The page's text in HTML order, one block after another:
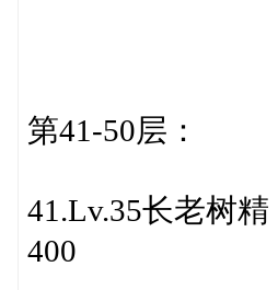
第41-50层：
41.Lv.35长老树
400